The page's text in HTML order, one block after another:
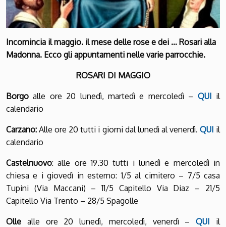
Incomincia il maggio. il mese delle rose e dei … Rosari alla
Madonna. Ecco gli appuntamenti nelle varie parrocchie.
ROSARI DI MAGGIO
Borgo alle ore 20 lunedì, martedì e mercoledì – QUI il
calendario
Carzano:Alle ore 20 tutti i giorni dal lunedì al venerdì. QUI il
calendario
Castelnuovo: alle ore 19.30 tutti i lunedì e mercoledì in
chiesa e i giovedì in esterno: 1/5 al cimitero – 7/5 casa
Tupini (Via Maccani) – 11/5 Capitello Via Diaz – 21/5
Capitello Via Trento – 28/5 Spagolle
Olle alle ore 20 lunedì, mercoledì, venerdì –QUI
il